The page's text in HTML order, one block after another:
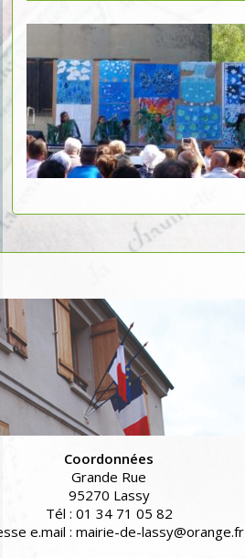
Coordonnées
Grande Rue
95270 Lassy
Tél : 01 34 71 05 82
e.mail : mairie-de-lassy@orange.fr